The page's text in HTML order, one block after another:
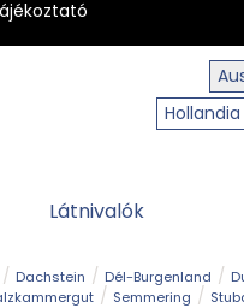
Hollandia
Látnivalók
Dachstein Dél-Burgenland
Semmering